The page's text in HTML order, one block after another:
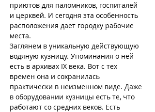
приютов для паломников, госпиталей
и церквей. И сегодня эта особенность
расположения дает городку рабочие
места.
Заглянем в уникальную действующую
водяную кузницу. Упоминания о ней
есть в архивах IX века. Вот с тех
времен она и сохранилась
практически в неизменном виде. Даже
в оборудовании кузницы есть те, что
работают со средних веков. Есть